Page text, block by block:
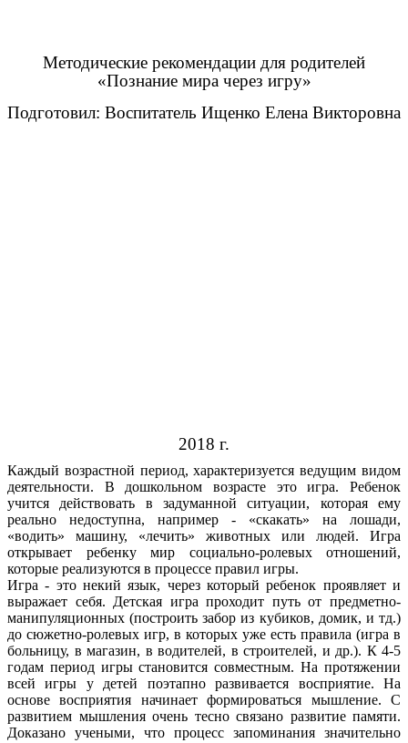
Методические рекомендации для родителей
«Познание мира через игру»
Подготовил: Воспитатель Ищенко Елена Викторовна
2018 г.
Каждый возрастной период, характеризуется ведущим видом
деятельности. В дошкольном возрасте это игра. Ребенок
учится действовать в задуманной ситуации, которая ему
реально недоступна, например - «скакать» на лошади,
«водить» машину, «лечить» животных или людей. Игра
открывает ребенку мир социально-ролевых отношений,
которые реализуются в процессе правил игры.
Игра - это некий язык, через который ребенок проявляет и
выражает себя. Детская игра проходит путь от предметно-
манипуляционных (построить забор из кубиков, домик, и тд.)
до сюжетно-ролевых игр, в которых уже есть правила (игра в
больницу, в магазин, в водителей, в строителей, и др.). К 4-5
годам период игры становится совместным. На протяжении
всей игры у детей поэтапно развивается восприятие. На
основе восприятия начинает формироваться мышление. С
развитием мышления очень тесно связано развитие памяти.
Доказано учеными, что процесс запоминания значительно